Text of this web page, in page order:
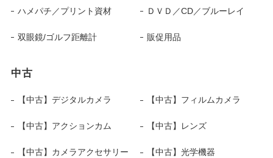
ハメパチ／プリント資材 ＤＶＤ／CD／ブルーレイ
双眼鏡/ゴルフ距離計 販促用品
中古
【中古】デジタルカメラ 【中古】フィルムカメラ
【中古】アクションカム 【中古】レンズ
【中古】カメラアクセサリー 【中古】光学機器